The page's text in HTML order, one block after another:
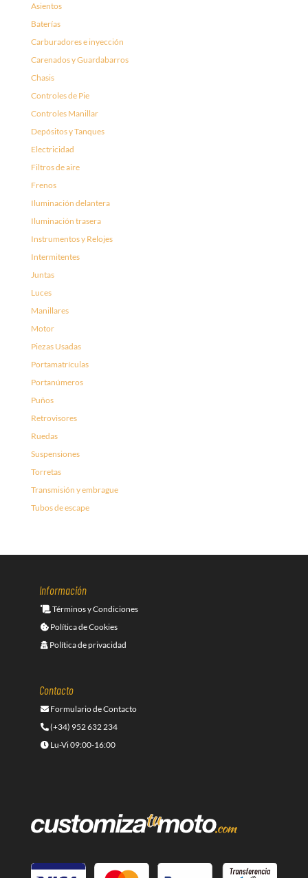
Asientos
Baterías
Carburadores e inyección
Carenados y Guardabarros
Chasis
Controles de Pie
Controles Manillar
Depósitos y Tanques
Electricidad
Filtros de aire
Frenos
Iluminación delantera
Iluminación trasera
Instrumentos y Relojes
Intermitentes
Juntas
Luces
Manillares
Motor
Piezas Usadas
Portamatrículas
Portanúmeros
Puños
Retrovisores
Ruedas
Suspensiones
Torretas
Transmisión y embrague
Tubos de escape
Información
Términos y Condiciones
Política de Cookies
Política de privacidad
Contacto
Formulario de Contacto
(+34) 952 632 234
Lu-Vi 09:00-16:00